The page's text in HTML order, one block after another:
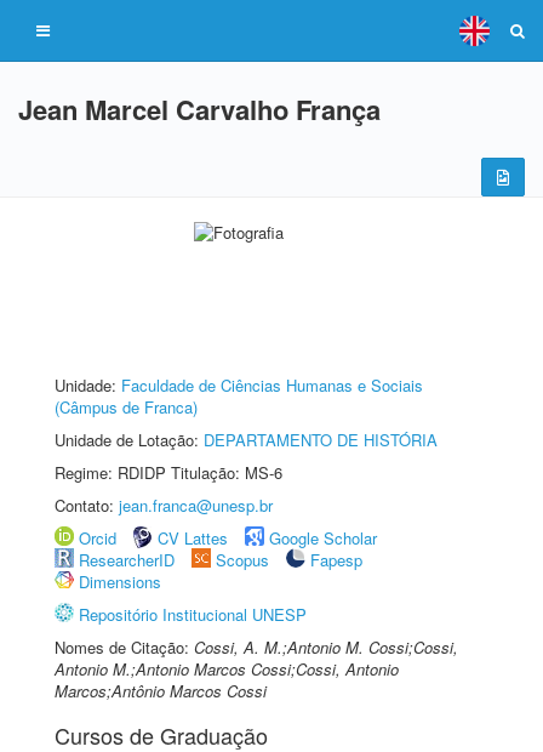
Jean Marcel Carvalho França
Unidade: Faculdade de Ciências Humanas e Sociais
(Câmpus de Franca)
Unidade de Lotação: DEPARTAMENTO DE HISTÓRIA
Regime: RDIDP Titulação: MS-6
Contato: jean.franca@unesp.br
Orcid
CV Lattes
Google Scholar
ResearcherID
Scopus
Fapesp
Dimensions
Repositório Institucional UNESP
Nomes de Citação: Cossi, A. M.;Antonio M. Cossi;Cossi,
Antonio M.;Antonio Marcos Cossi;Cossi, Antonio
Marcos;Antônio Marcos Cossi
Cursos de Graduação